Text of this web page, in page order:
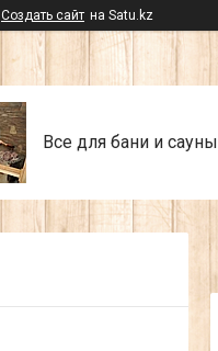
Создать сайт на Satu.kz
Все для бани и сауны